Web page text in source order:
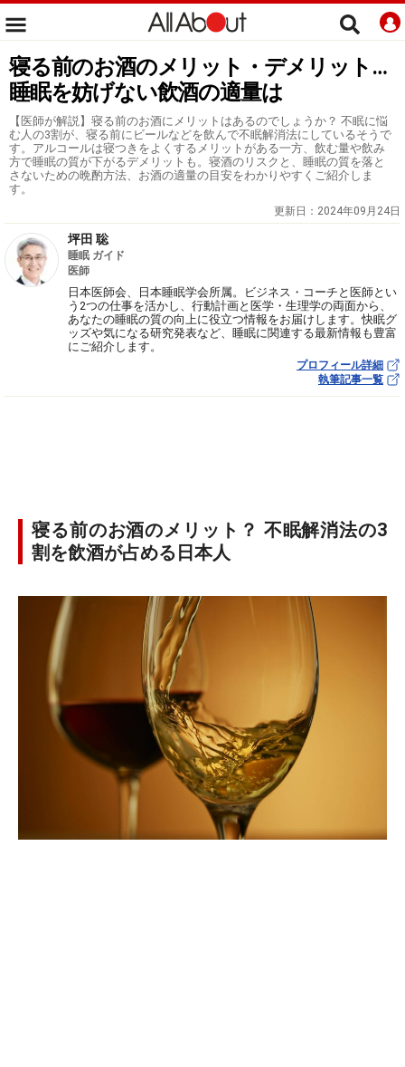
寝る前のお酒のメリット・デメリット…
睡眠を妨げない飲酒の適量は
【医師が解説】寝る前のお酒にメリットはあるのでしょうか？ 不眠に悩
む人の3割が、寝る前にビールなどを飲んで不眠解消法にしているそうで
す。アルコールは寝つきをよくするメリットがある一方、飲む量や飲み
方で睡眠の質が下がるデメリットも。寝酒のリスクと、睡眠の質を落と
さないための晩酌方法、お酒の適量の目安をわかりやすくご紹介しま
す。
更新日： 2024年09月24日
坪田 聡
睡眠 ガイド
医師
日本医師会、日本睡眠学会所属。ビジネス・コーチと医師とい
う2つの仕事を活かし、行動計画と医学・生理学の両面から、
あなたの睡眠の質の向上に役立つ情報をお届けします。快眠グ
ッズや気になる研究発表など、睡眠に関連する最新情報も豊富
にご紹介します。
プロフィール詳細
執筆記事一覧
寝る前のお酒のメリット？ 不眠解消法の3
割を飲酒が占める日本人